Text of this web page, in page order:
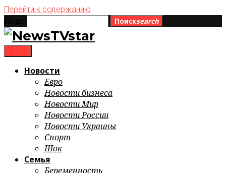
Перейти к содержанию
Поискsearch
Новости
Евро
Новости бизнеса
Новости Мир
Новости России
Новости Украины
Спорт
Шок
Семья
Беременность